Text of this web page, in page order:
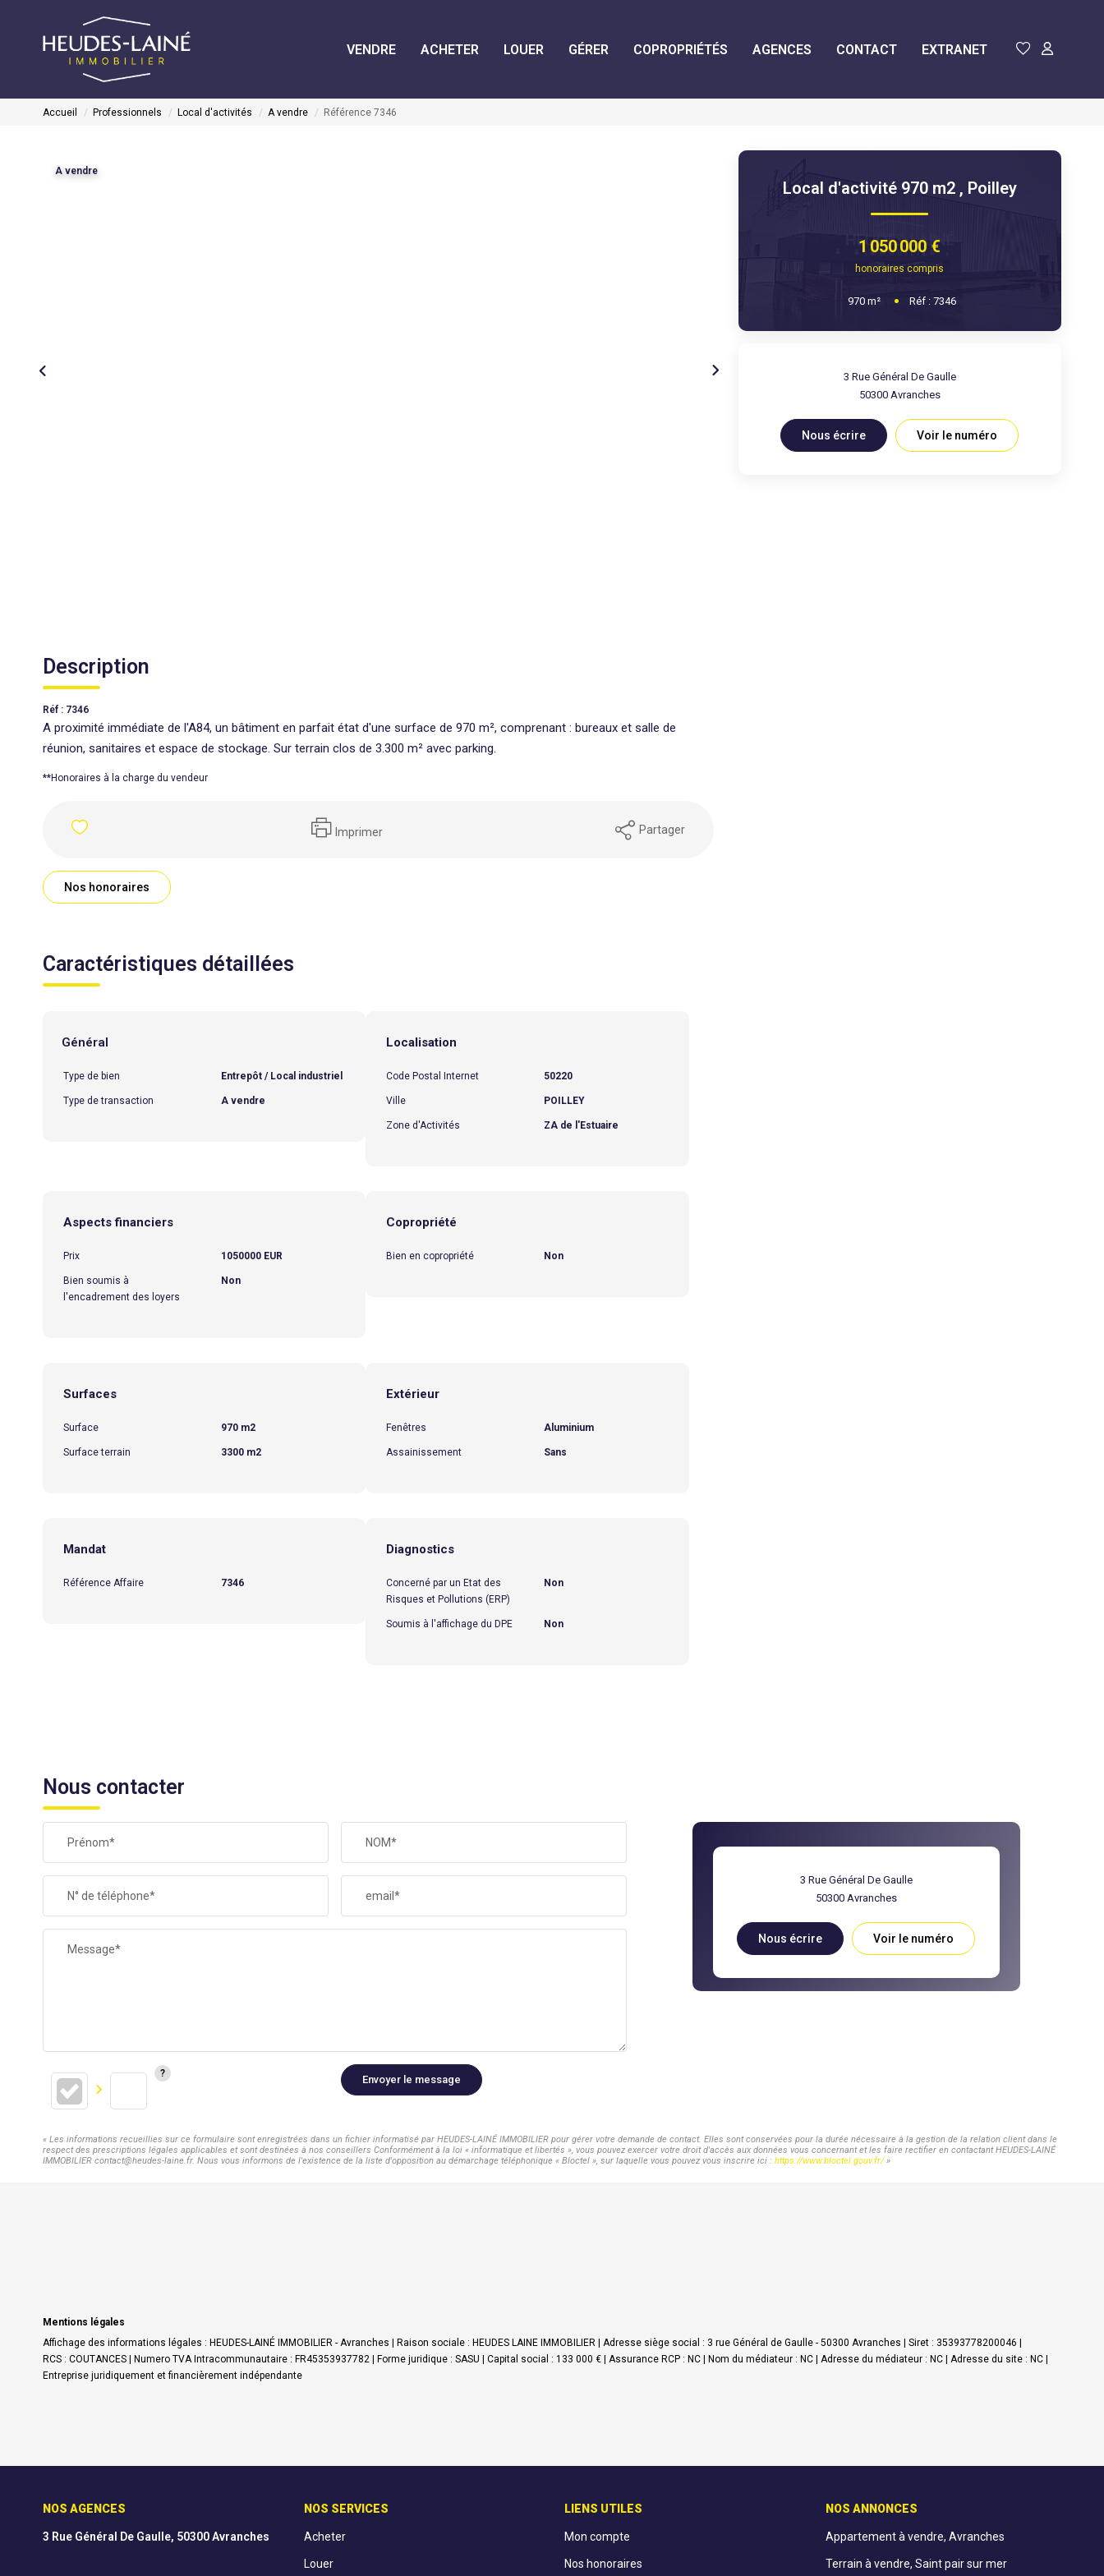
VENDRE ACHETER LOUER GÉRER COPROPRIÉTÉS AGENCES CONTACT EXTRANET
Accueil Professionnels Local d'activités A vendre Référence 7346
A vendre
Description
Réf : 7346
A proximité immédiate de l'A84, un bâtiment en parfait état d'une surface de 970 m², comprenant : bureaux et salle de
réunion, sanitaires et espace de stockage. Sur terrain clos de 3.300 m² avec parking.
**Honoraires à la charge du vendeur
Imprimer Partager
Nos honoraires
Caractéristiques détaillées
Général
Type de bien Entrepôt / Local industriel
Type de transaction A vendre
Localisation
Code Postal Internet 50220
Ville POILLEY
Zone d'Activités ZA de l'Estuaire
Aspects financiers
Prix 1050000 EUR
Bien soumis à
l'encadrement des loyers
Non
Copropriété
Bien en copropriété Non
Surfaces
Surface 970 m2
Surface terrain 3300 m2
Extérieur
Fenêtres Aluminium
Assainissement Sans
Mandat
Référence Affaire 7346
Diagnostics
Concerné par un Etat des
Risques et Pollutions (ERP)
Non
Soumis à l'affichage du DPE Non
Local d'activité 970 m2 , Poilley
1 050 000 €
honoraires compris
970m² Réf :7346
3 Rue Général De Gaulle
50300 Avranches
Nous écrire Voir le numéro
Nous contacter
Prénom* NOM*
N° de téléphone* email*
Message*
Envoyer le message
3 Rue Général De Gaulle
50300 Avranches
Nous écrire Voir le numéro
« Les informations recueillies sur ce formulaire sont enregistrées dans un fichier informatisé par HEUDES-LAINÉ IMMOBILIER pour gérer votre demande de contact. Elles sont conservées pour la durée nécessaire à la gestion de la relation client dans le
respect des prescriptions légales applicables et sont destinées à nos conseillers Conformément à la loi « informatique et libertés », vous pouvez exercer votre droit d'accès aux données vous concernant et les faire rectifier en contactant HEUDES-LAINÉ
IMMOBILIER contact@heudes-laine.fr. Nous vous informons de l'existence de la liste d'opposition au démarchage téléphonique « Bloctel », sur laquelle vous pouvez vous inscrire ici : https://www.bloctel.gouv.fr/»
Mentions légales
Affichage des informations légales : HEUDES-LAINÉ IMMOBILIER - Avranches | Raison sociale : HEUDES LAINE IMMOBILIER | Adresse siège social : 3 rue Général de Gaulle - 50300 Avranches | Siret : 35393778200046 |
RCS : COUTANCES | Numero TVA Intracommunautaire : FR45353937782 | Forme juridique : SASU | Capital social : 133 000 € | Assurance RCP : NC | Nom du médiateur : NC | Adresse du médiateur : NC | Adresse du site : NC |
Entreprise juridiquement et financièrement indépendante
NOS AGENCES
3 Rue Général De Gaulle, 50300 Avranches
NOS SERVICES
Acheter
Louer
LIENS UTILES
Mon compte
Nos honoraires
NOS ANNONCES
Appartement à vendre, Avranches
Terrain à vendre, Saint pair sur mer